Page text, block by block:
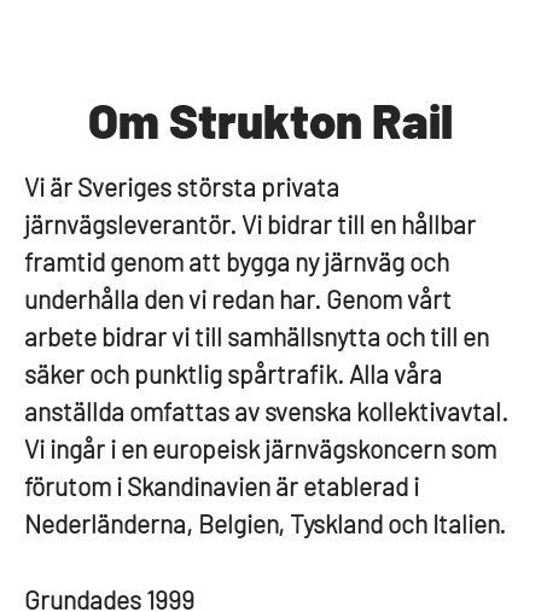
Om Strukton Rail
Vi är Sveriges största privata
järnvägsleverantör. Vi bidrar till en hållbar
framtid genom att bygga ny järnväg och
underhålla den vi redan har. Genom vårt
arbete bidrar vi till samhällsnytta och till en
säker och punktlig spårtrafik. Alla våra
anställda omfattas av svenska kollektivavtal.
Vi ingår i en europeisk järnvägskoncern som
förutom i Skandinavien är etablerad i
Nederländerna, Belgien, Tyskland och Italien.
Grundades 1999